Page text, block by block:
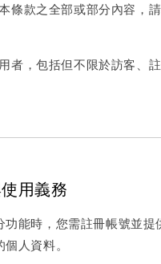
條款之全部或部分內容，
者，包括但不限於訪客、
用義務
功能時，您需註冊帳號並提
人資料。